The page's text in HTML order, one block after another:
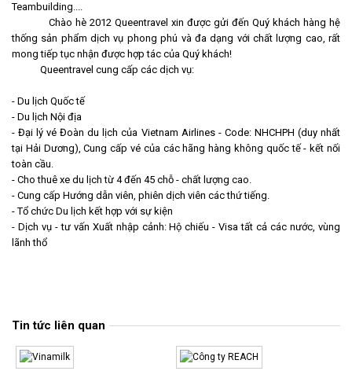
Teambuilding....
Chào hè 2012 Queentravel xin được gửi đến Quý khách hàng hệ
thống sản phẩm dịch vụ phong phú và đa dạng với chất lượng cao, rất
mong tiếp tục nhận được hợp tác của Quý khách!
Queentravel cung cấp các dịch vụ:
- Du lịch Quốc tế
- Du lịch Nội địa
- Đại lý vé Đoàn du lịch của Vietnam Airlines - Code: NHCHPH (duy nhất
tại Hải Dương), Cung cấp vé của các hãng hàng không quốc tế - kết nối
toàn cầu.
- Cho thuê xe du lịch từ 4 đến 45 chỗ - chất lượng cao.
- Cung cấp Hướng dẫn viên, phiên dịch viên các thứ tiếng.
- Tổ chức Du lịch kết hợp với sự kiện
- Dịch vụ - tư vấn Xuất nhập cảnh: Hộ chiếu - Visa tất cả các nước, vùng
lãnh thổ
Tin tức liên quan